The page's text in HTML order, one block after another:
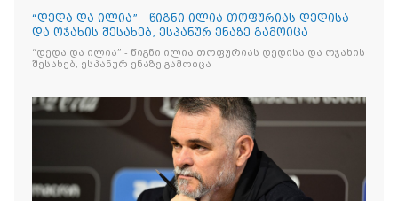
“დედა და ილია” - წიგნი ილია თოფურიას დედისა
და ოჯახის შესახებ, ესპანურ ენაზე გამოიცა
“დედა და ილია” - წიგნი ილია თოფურიას დედისა და ოჯახის
შესახებ, ესპანურ ენაზე გამოიცა